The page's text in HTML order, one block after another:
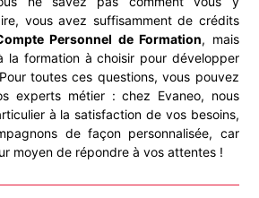
vous avez suffisamment de crédits
Personnel de Formation, mais
la formation à choisir pour développer
toutes ces questions, vous pouvez
experts métier : chez Evaneo, nous
à la satisfaction de vos besoins,
de façon personnalisée, car
moyen de répondre à vos attentes !